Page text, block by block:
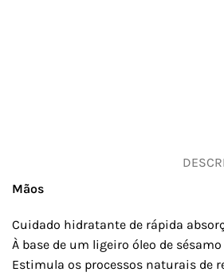
Mãos
Cuidado hidratante de rápida
À base de um ligeiro óleo de
Estimula os processos naturais de